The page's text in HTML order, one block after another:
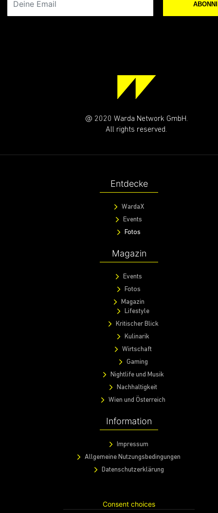
@ 2020 Warda Network GmbH.
All rights reserved.
Entdecke
WardaX
Events
Fotos
Magazin
Events
Fotos
Magazin
Lifestyle
Kritischer Blick
Kulinarik
Wirtschaft
Gaming
Nightlife und Musik
Nachhaltigkeit
Wien und Österreich
Information
Impressum
Allgemeine Nutzungsbedingungen
Datenschutzerklärung
Consent choices